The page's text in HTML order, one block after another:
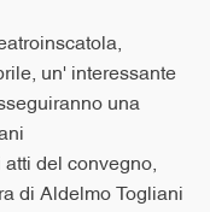
un' interessante
una
del convegno,
di Aldelmo Togliani